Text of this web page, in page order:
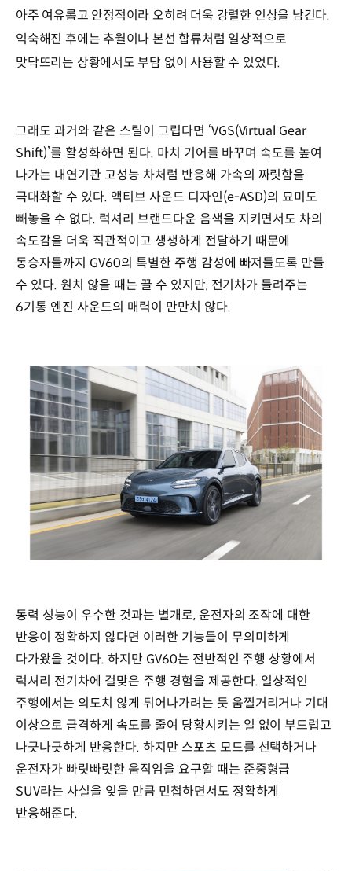
아주 여유롭고 안정적이라 오히려 더욱 강렬한 인상을 남긴다.
익숙해진 후에는 추월이나 본선 합류처럼 일상적으로
맞닥뜨리는 상황에서도 부담 없이 사용할 수 있었다.
그래도 과거와 같은 스릴이 그립다면 ‘VGS(Virtual Gear
Shift)’를 활성화하면 된다. 마치 기어를 바꾸며 속도를 높여
나가는 내연기관 고성능 차처럼 반응해 가속의 짜릿함을
극대화할 수 있다. 액티브 사운드 디자인(e-ASD)의 묘미도
빼놓을 수 없다. 럭셔리 브랜드다운 음색을 지키면서도 차의
속도감을 더욱 직관적이고 생생하게 전달하기 때문에
동승자들까지 GV60의 특별한 주행 감성에 빠져들도록 만들
수 있다. 원치 않을 때는 끌 수 있지만, 전기차가 들려주는
6기통 엔진 사운드의 매력이 만만치 않다.
동력 성능이 우수한 것과는 별개로, 운전자의 조작에 대한
반응이 정확하지 않다면 이러한 기능들이 무의미하게
다가왔을 것이다. 하지만 GV60는 전반적인 주행 상황에서
럭셔리 전기차에 걸맞은 주행 경험을 제공한다. 일상적인
주행에서는 의도치 않게 튀어나가려는 듯 움찔거리거나 기대
이상으로 급격하게 속도를 줄여 당황시키는 일 없이 부드럽고
나긋나긋하게 반응한다. 하지만 스포츠 모드를 선택하거나
운전자가 빠릿빠릿한 움직임을 요구할 때는 준중형급
SUV라는 사실을 잊을 만큼 민첩하면서도 정확하게
반응해준다.